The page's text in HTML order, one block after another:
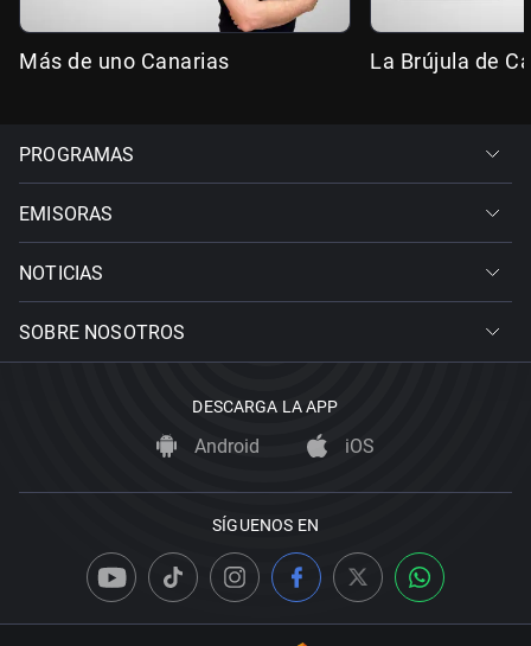
Más de uno Canarias La Brújula de
PROGRAMAS
EMISORAS
NOTICIAS
SOBRE NOSOTROS
DESCARGA LA APP
Android iOS
SÍGUENOS EN